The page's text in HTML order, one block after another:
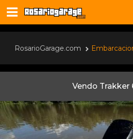
RosarioGarage.com
Vendo Trakker